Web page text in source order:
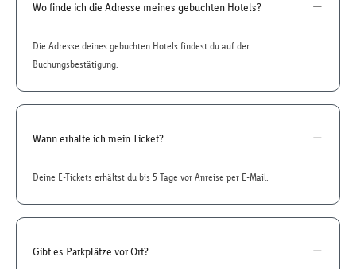
Wo finde ich die Adresse meines gebuchten Hotels?
Die Adresse deines gebuchten Hotels findest du auf der
Buchungsbestätigung.
Wann erhalte ich mein Ticket?
Deine E-Tickets erhältst du bis 5 Tage vor Anreise per E-Mail.
Gibt es Parkplätze vor Ort?